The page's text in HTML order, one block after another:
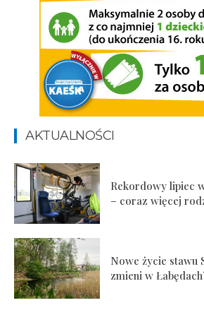
AKTUALNOŚCI
Rekordowy lipiec
– coraz więcej
Nowe życie stawu
zmieni w